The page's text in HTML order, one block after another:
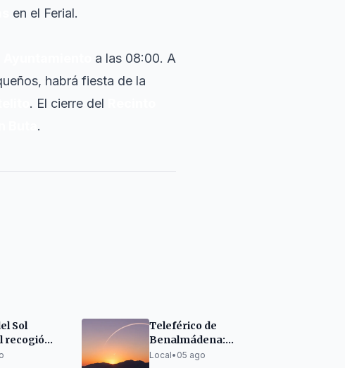
en el Ferial.
a las 08:00. A
habrá fiesta de la
. El cierre del
.
Sol
recogió
basura
Teleférico de
Benalmádena:
Observa el eclipse
Local• 05 ago